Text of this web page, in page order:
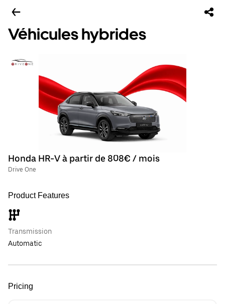
Véhicules hybrides
Honda HR-V à partir de 808€ / mois
Drive One
Product Features
Transmission
Automatic
Pricing